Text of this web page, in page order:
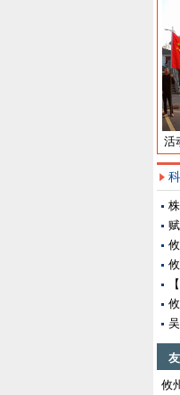
​里旺村2月份主题党日活动
友
攸